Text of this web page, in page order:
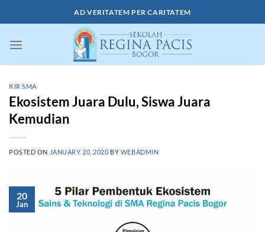
to
AD VERITATEM PER CARITATEM
KIR SMA
Ekosistem Juara Dulu, Siswa Juara
Kemudian
POSTED ON JANUARY 20, 2020 BY WEBADMIN
20
Jan